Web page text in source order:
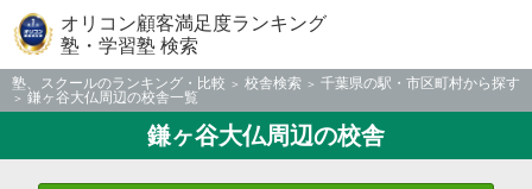
オリコン顧客満足度ランキング
塾・学習塾 検索
塾、スクールのランキング・比較 校舎検索
千葉県の駅・市区町村から探す
鎌ヶ谷大仏周辺の校舎一覧
鎌ヶ谷大仏周辺の校舎